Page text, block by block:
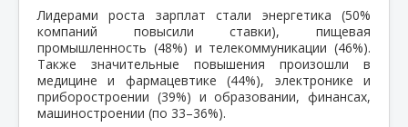
Лидерами роста зарплат стали энергетика (50%
компаний повысили ставки), пищевая
промышленность (48%) и телекоммуникации (46%).
Также значительные повышения произошли в
медицине и фармацевтике (44%), электронике и
приборостроении (39%) и образовании, финансах,
машиностроении (по 33–36%).